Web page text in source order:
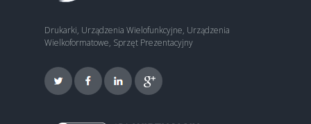
Drukarki, Urządzenia Wielofunkcyjne, Urządzenia
Wielkoformatowe, Sprzęt Prezentacyjny